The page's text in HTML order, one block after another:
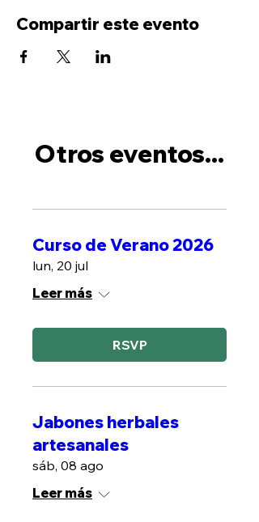
Compartir este evento
Otros eventos...
Curso de Verano 2026
lun, 20 jul
Leer más
RSVP
Jabones herbales
artesanales
sáb, 08 ago
Leer más